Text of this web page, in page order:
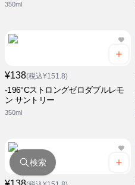
350ml
¥138(税込¥151.8)
-196°Cストロングゼロダブルレモ
ン サントリー
350ml
検索